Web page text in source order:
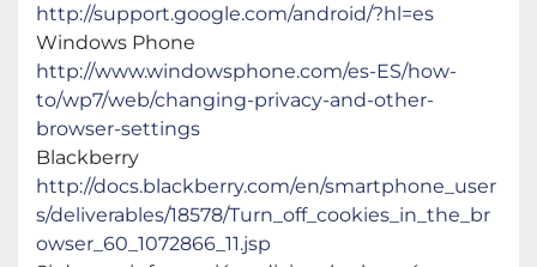
http://support.google.com/android/?hl=es
Windows Phone
http://www.windowsphone.com/es-ES/how-
to/wp7/web/changing-privacy-and-other-
browser-settings
Blackberry
http://docs.blackberry.com/en/smartphone_user
s/deliverables/18578/Turn_off_cookies_in_the_br
owser_60_1072866_11.jsp